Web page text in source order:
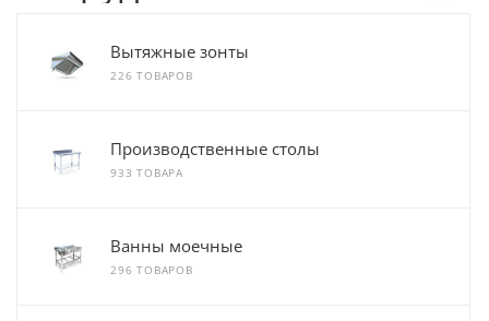
Вытяжные зонты
226 ТОВАРОВ
Производственные столы
933 ТОВАРА
Ванны моечные
296 ТОВАРОВ